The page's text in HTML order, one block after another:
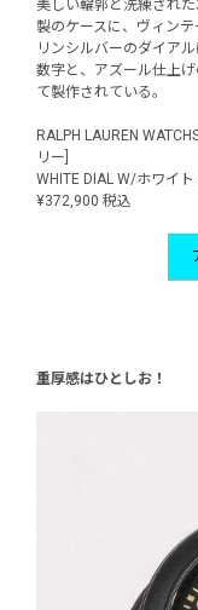
美しい輪郭と洗練され
製のケースに、ヴィン
リンシルバーのダイア
数字と、アズール仕上
て製作されている。
RALPH LAUREN
リー]
WHITE DIAL W/ホワイ
¥372,900 税込
重厚感はひとしお！